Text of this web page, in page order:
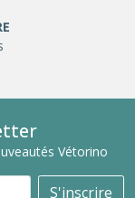
Vétorino
S'inscrire